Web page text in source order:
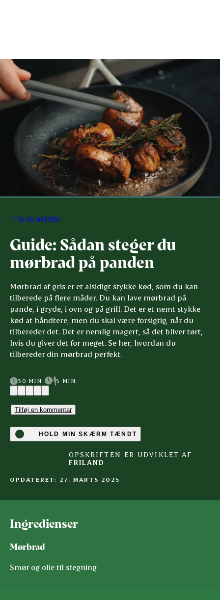
Se alle opskrifter
Guide: Sådan steger du
mørbrad på panden
Mørbrad af gris er et alsidigt stykke kød, som du kan
tilberede på flere måder. Du kan lave mørbrad på
pande, i gryde, i ovn og på grill. Det er et nemt stykke
kød at håndtere, men du skal være forsigtig, når du
tilbereder det. Det er nemlig magert, så det bliver tørt,
hvis du giver det for meget. Se her, hvordan du
tilbereder din mørbrad perfekt.
30 MIN.
5 MIN.
(8)
Tilføj en kommentar
HOLD MIN SKÆRM TÆNDT
OPSKRIFTEN ER UDVIKLET AF
FRILAND
OPDATERET: 27. MARTS 2025
Ingredienser
Mørbrad
Smør og olie til stegning